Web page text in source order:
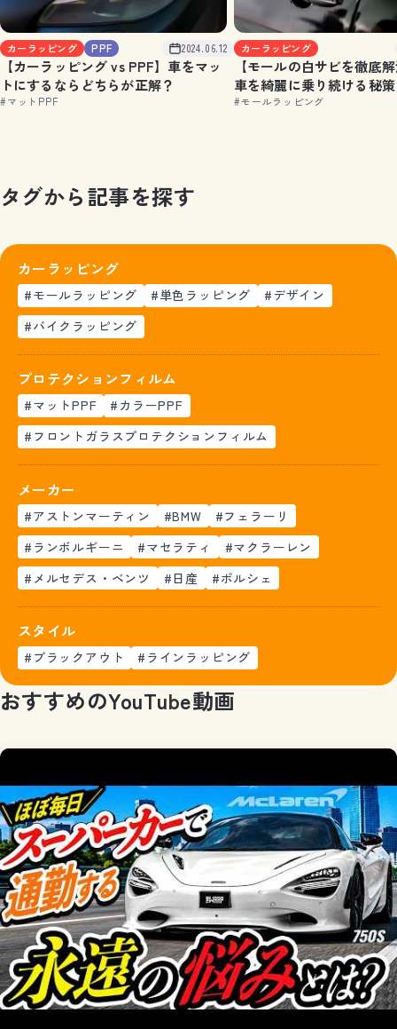
カーラッピング PPF 2024.06.12
【カーラッピング vs PPF】車をマッ
トにするならどちらが正解？
#マットPPF
カーラッピング
【モールの白サビを徹底
車を綺麗に乗り続ける秘
#モールラッピング
タ グから記事を探す
カーラッピング
#モールラッピング #単色ラッピング
#デザイン
#バイクラッピング
プロテクションフィルム
#マットPPF
#カラーPPF
#フロントガラスプロテクションフィルム
メーカー
#アストンマーティン #BMW
#フェラーリ
#ランボルギーニ
#マセラティ
#マクラーレン
#メルセデス・ベンツ
#日産 #ポルシェ
スタイル
#ブラックアウト #ラインラッピング
おすすめのYouTube動画